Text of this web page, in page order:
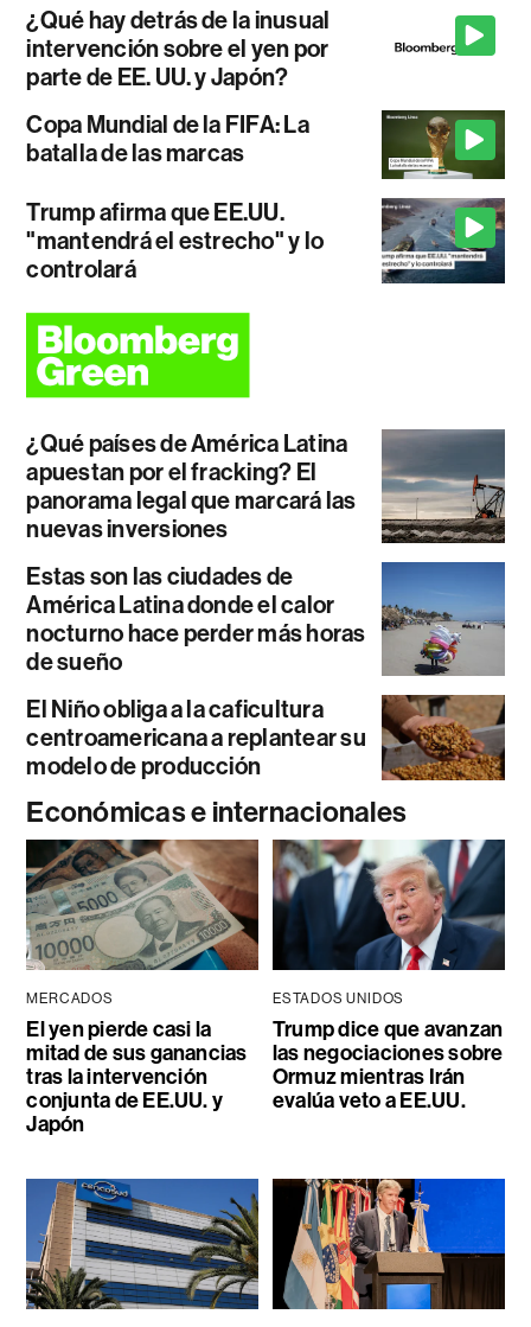
¿Qué hay detrás de la inusual
intervención sobre el yen por
parte de EE. UU. y Japón?
Copa Mundial de la FIFA: La
batalla de las marcas
Trump afirma que EE.UU.
"mantendrá el estrecho" y lo
controlará
¿Qué países de América Latina
apuestan por el fracking? El
panorama legal que marcará las
nuevas inversiones
Estas son las ciudades de
América Latina donde el calor
nocturno hace perder más horas
de sueño
El Niño obliga a la caficultura
centroamericana a replantear su
modelo de producción
Económicas e internacionales
MERCADOS
El yen pierde casi la
mitad de sus ganancias
tras la intervención
conjunta de EE.UU. y
Japón
ESTADOS UNIDOS
Trump dice que avanzan
las negociaciones sobre
Ormuz mientras Irán
evalúa veto a EE.UU.